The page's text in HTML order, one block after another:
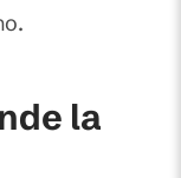
la